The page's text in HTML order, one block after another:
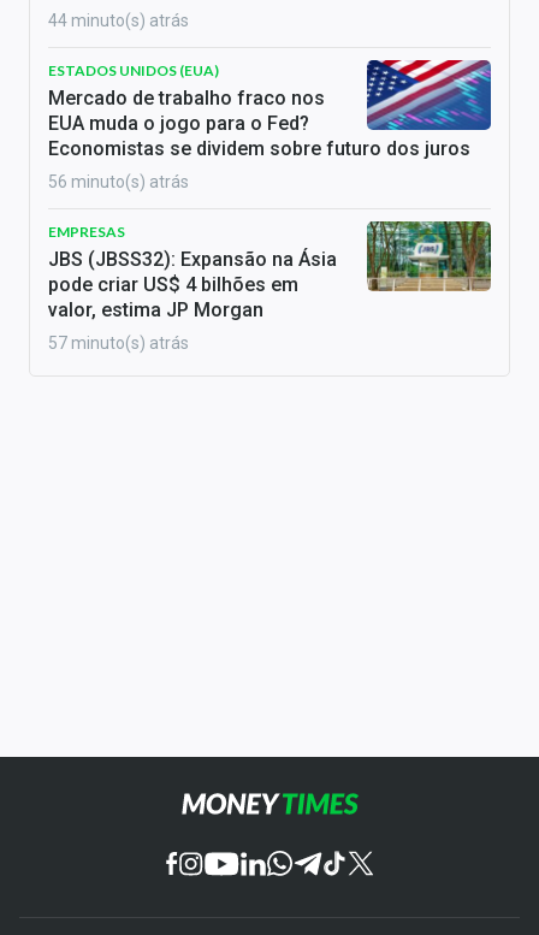
44 minuto(s) atrás
ESTADOS UNIDOS (EUA)
Mercado de trabalho fraco nos
EUA muda o jogo para o Fed?
Economistas se dividem sobre futuro dos juros
56 minuto(s) atrás
EMPRESAS
JBS (JBSS32): Expansão na Ásia
pode criar US$ 4 bilhões em
valor, estima JP Morgan
57 minuto(s) atrás